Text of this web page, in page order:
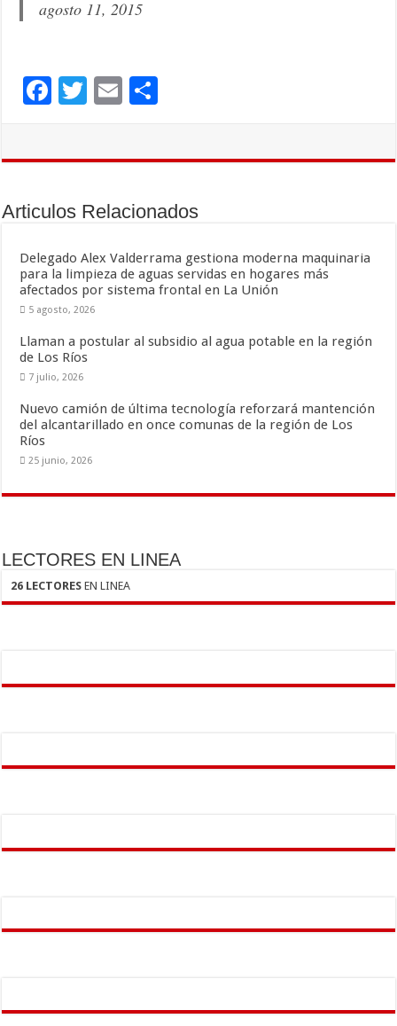
agosto 11, 2015
F
o
k
T
E
ar
r
Articulos Relacionados
Delegado Alex Valderrama gestiona moderna maquinaria
para la limpieza de aguas servidas en hogares más
afectados por sistema frontal en La Unión
5 agosto, 2026
Llaman a postular al subsidio al agua potable en la región
de Los Ríos
7 julio, 2026
Nuevo camión de última tecnología reforzará mantención
del alcantarillado en once comunas de la región de Los
Ríos
25 junio, 2026
LECTORES EN LINEA
26 LECTORES EN LINEA